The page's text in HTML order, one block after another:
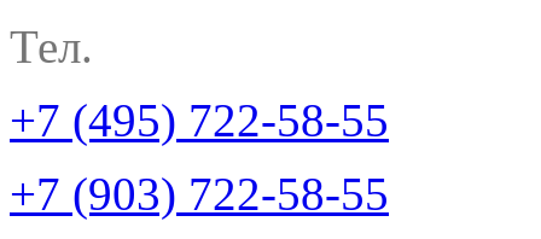
Тел.
+7 (495) 722-58-55
+7 (903) 722-58-55